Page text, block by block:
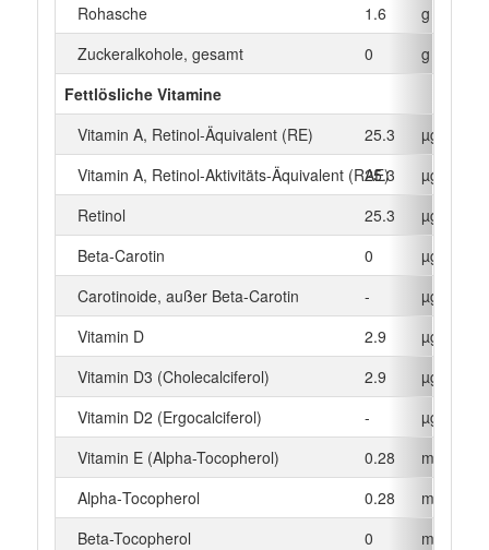
Rohasche
1.6
g
Zuckeralkohole, gesamt
0
g
Fettlösliche Vitamine
Vitamin A, Retinol-Äquivalent (RE)
25.3
µg
Vitamin A, Retinol-Aktivitäts-Äquivalent (RAE)
25.3
µg
Retinol
25.3
µg
Beta‑Carotin
0
µg
Carotinoide, außer Beta-Carotin
-
µg
Vitamin D
2.9
µg
Vitamin D3 (Cholecalciferol)
2.9
µg
Vitamin D2 (Ergocalciferol)
-
µg
Vitamin E (Alpha-Tocopherol)
0.28
mg
Alpha‑Tocopherol
0.28
mg
Beta-Tocopherol
0
mg